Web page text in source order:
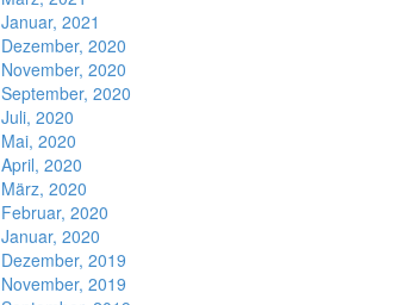
Januar, 2021
Dezember, 2020
November, 2020
September, 2020
Juli, 2020
Mai, 2020
April, 2020
März, 2020
Februar, 2020
Januar, 2020
Dezember, 2019
November, 2019